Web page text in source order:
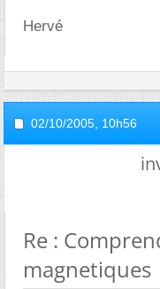
Hervé
02/10/2005, 10h56
Re :
magnetiques